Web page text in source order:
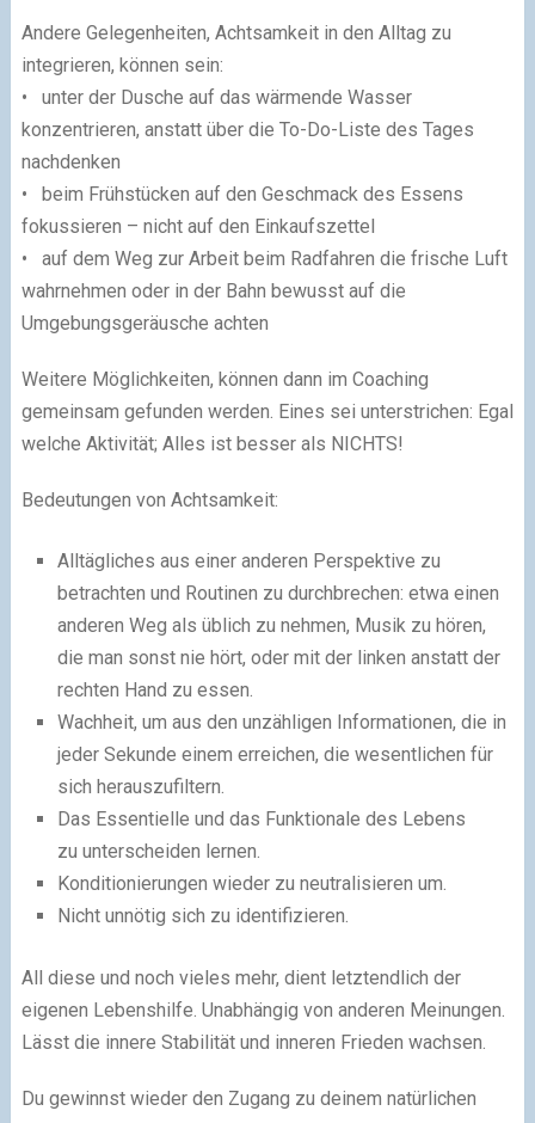
Andere Gelegenheiten, Achtsamkeit in den Alltag zu
integrieren, können sein:
• unter der Dusche auf das wärmende Wasser
konzentrieren, anstatt über die To-Do-Liste des Tages
nachdenken
• beim Frühstücken auf den Geschmack des Essens
fokussieren – nicht auf den Einkaufszettel
• auf dem Weg zur Arbeit beim Radfahren die frische Luft
wahrnehmen oder in der Bahn bewusst auf die
Umgebungsgeräusche achten
Weitere Möglichkeiten, können dann im Coaching
gemeinsam gefunden werden. Eines sei unterstrichen: Egal
welche Aktivität; Alles ist besser als NICHTS!
Bedeutungen von Achtsamkeit:
Alltägliches aus einer anderen Perspektive zu
betrachten und Routinen zu durchbrechen: etwa einen
anderen Weg als üblich zu nehmen, Musik zu hören,
die man sonst nie hört, oder mit der linken anstatt der
rechten Hand zu essen.
Wachheit, um aus den unzähligen Informationen, die in
jeder Sekunde einem erreichen, die wesentlichen für
sich herauszufiltern.
Das Essentielle und das Funktionale des Lebens
zu unterscheiden lernen.
Konditionierungen wieder zu neutralisieren um.
Nicht unnötig sich zu identifizieren.
All diese und noch vieles mehr, dient letztendlich der
eigenen Lebenshilfe. Unabhängig von anderen Meinungen.
Lässt die innere Stabilität und inneren Frieden wachsen.
Du gewinnst wieder den Zugang zu deinem natürlichen